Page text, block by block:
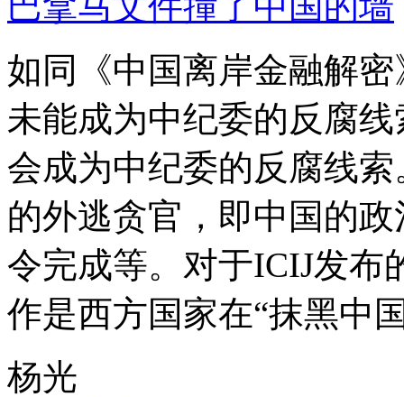
如同《中国离岸金融解
未能成为中纪委的反腐
会成为中纪委的反腐线
的外逃贪官，即中国的
令完成等。对于ICIJ发布
作是西方国家在“抹黑中
杨光